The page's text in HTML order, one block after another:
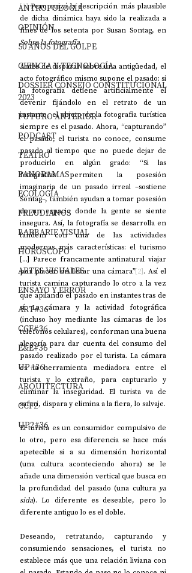
ANTROPOLOGÍA
OPINIÓN
50 AÑOS DEL GOLPE
CIENCIA Y TECNOLOGÍA
DOSSIER CONSEJO CONSTITUCIONAL
2023
FUTURO ANTERIOR
PODCAST
TEATRO
PANORAMAS
ECOLOGÍA
FREUDIANOS
BARBARIE VISUAL
HORÓSCOPO
ARTES VISUALES
ENSAYO Y ERROR
ART#36
CCF#36
E&E#36
UP#36
ARQUITECTURA
CCF2
UP2#36
[1] Pero quizá la descripción más plausible
de dicha dinámica haya sido la realizada a
Sobre la fotografía.
Antes de disparar sobre una antigüedad, el
acto fotográfico mismo supone el pasado: si
la fotografía detiene artificialmente el
devenir fijándolo en el retrato de un
instante, el objeto de la fotografía turística
siempre es el pasado. Ahora, “capturando”
el pasado, el turista no conoce, consume
pasado al tiempo que no puede dejar de
producirlo en algún grado: “Si las
fotografías permiten la posesión
imaginaria de un pasado irreal –sostiene
Sontag–, también ayudan a tomar posesión
de un espacio donde la gente se siente
insegura. Así, la fotografía se desarrolla en
tándem con una de las actividades
modernas más características: el turismo
[...] Parece francamente antinatural viajar
por placer sin llevar una cámara”[2]. Así el
turista camina capturando lo otro a la vez
que apilando el pasado en instantes tras de
sí. La cámara y la actividad fotográfica
(incluso hoy mediante las cámaras de los
teléfonos celulares), conforman una buena
alegoría para dar cuenta del consumo del
pasado realizado por el turista. La cámara
es la herramienta mediadora entre el
turista y lo extraño, para capturarlo y
eliminar la inseguridad. El turista va de
safari, dispara y elimina a la fiera, lo salvaje.
El turista es un consumidor compulsivo de
lo otro, pero esa diferencia se hace más
apetecible si a su dimensión horizontal
(una cultura aconteciendo ahora) se le
añade una dimensión vertical que busca en
la profundidad del pasado (una cultura ya
sida). Lo diferente es deseable, pero lo
diferente antiguo lo es el doble.
Deseando, retratando, capturando y
consumiendo sensaciones, el turista no
establece más que una relación liviana con